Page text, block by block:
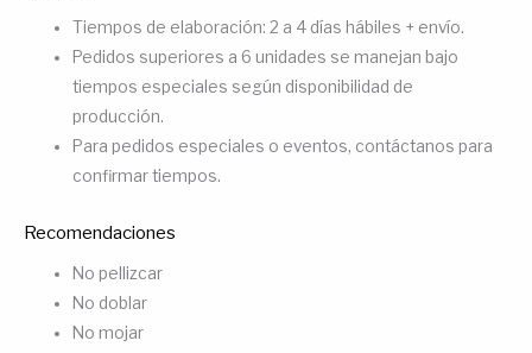
Tiempos de elaboración: 2 a 4 días hábiles + envío.
Pedidos superiores a 6 unidades se manejan bajo
tiempos especiales según disponibilidad de
producción.
Para pedidos especiales o eventos, contáctanos para
confirmar tiempos.
Recomendaciones
No pellizcar
No doblar
No mojar